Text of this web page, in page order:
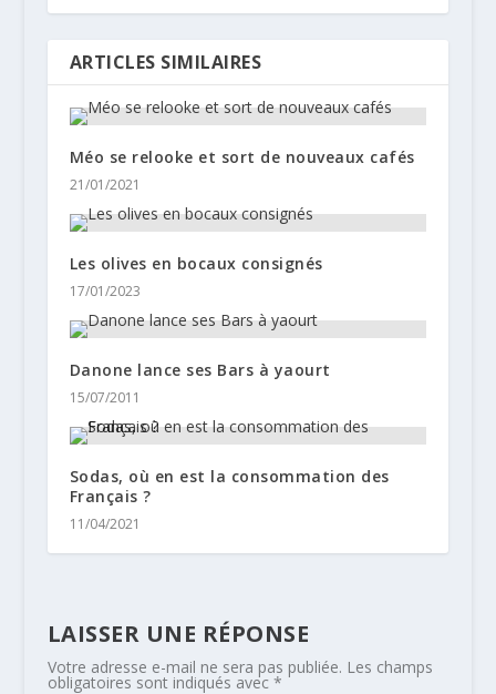
ARTICLES SIMILAIRES
Méo se relooke et sort de nouveaux cafés
21/01/2021
Les olives en bocaux consignés
17/01/2023
Danone lance ses Bars à yaourt
15/07/2011
Sodas, où en est la consommation des
Français ?
11/04/2021
LAISSER UNE RÉPONSE
Votre adresse e-mail ne sera pas publiée. Les champs
obligatoires sont indiqués avec *